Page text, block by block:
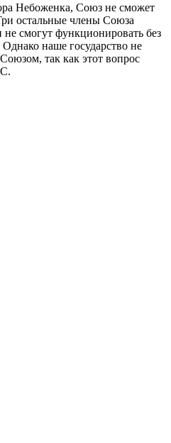
Небоженка, Союз не сможет
остальные члены Союза
не смогут функционировать без
наше государство не
так как этот вопрос